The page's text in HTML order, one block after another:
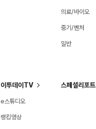
의료/바이오
중기/벤처
일반
이투데이TV
e스튜디오
랭킹영상
스페셜리포트